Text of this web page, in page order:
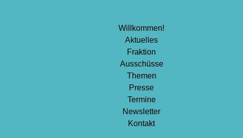
Umwelt
Wirtschaft
Wohnen
Willkommen!
Aktuelles
Fraktion
Ausschüsse
Themen
Presse
Termine
Newsletter
Kontakt